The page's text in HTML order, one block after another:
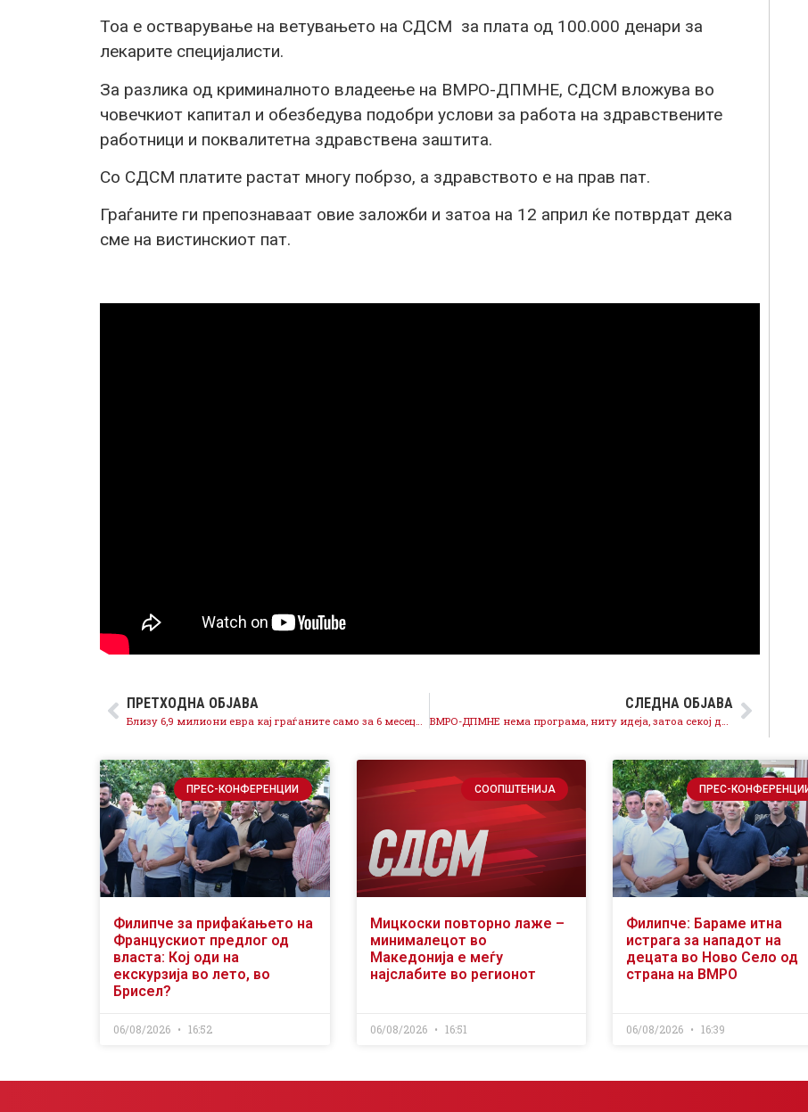
Тоа е остварување на ветувањето на СДСМ за плата од 100.000 денари за
лекарите специјалисти.
За разлика од криминалното владеење на ВМРО-ДПМНЕ, СДСМ вложува во
човечкиот капитал и обезбедува подобри услови за работа на здравствените
работници и поквалитетна здравствена заштита.
Со СДСМ платите растат многу побрзо, а здравството е на прав пат.
Граѓаните ги препознаваат овие заложби и затоа на 12 април ќе потврдат дека
сме на вистинскиот пат.
ПРЕТХОДНА ОБЈАВА СЛЕДНА ОБЈАВА
ПРЕС-КОНФЕРЕНЦИИ
Филипче за прифаќањето на
Францускиот предлог од
власта: Кој оди на
екскурзија во лето, во
Брисел?
06/08/2026 16:52
СООПШТЕНИЈА
Мицкоски повторно лаже –
минималецот во
Македонија е меѓу
најслабите во регионот
06/08/2026 16:51
ПРЕС-
Филипче: Бараме итна
истрага за нападот на
децата во Ново Село од
страна на ВМРО
06/08/2026 16:39